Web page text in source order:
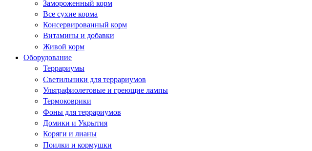
Замороженный корм
Все сухие корма
Консервированный корм
Витамины и добавки
Живой корм
Оборудование
Террариумы
Светильники для террариумов
Ультрафиолетовые и греющие лампы
Термоковрики
Фоны для террариумов
Домики и Укрытия
Коряги и лианы
Поилки и кормушки